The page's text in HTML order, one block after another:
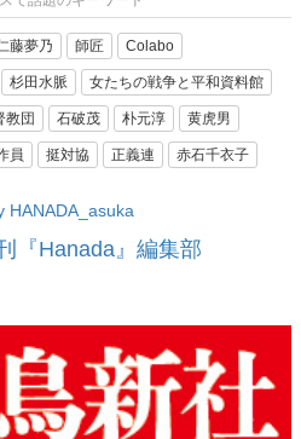
藤夢乃 師匠 Colabo
杉田水脈 女たちの戦争と平和資料館
教団 石破茂 朴元淳 黄虎男
員 挺対協 正義連 赤石千衣子
HANADA_asuka
『Hanada』編集部